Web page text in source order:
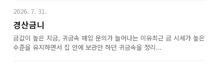
2026. 7. 31.
경산금니
금값이 높은 지금, 귀금속 매입 문의가 늘어나는 이유최근 금 시세가 높은
수준을 유지하면서 집 안에 보관만 하던 귀금속을 정리...